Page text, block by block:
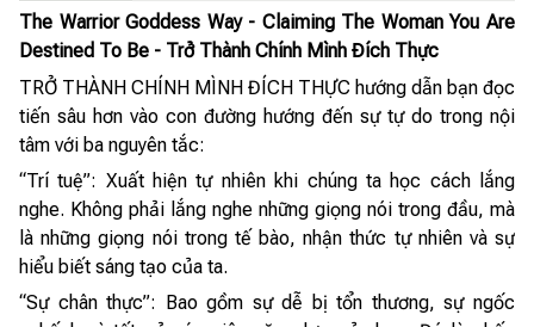
The Warrior Goddess Way - Claiming The Woman You Are
Destined To Be - Trở Thành Chính Mình Đích Thực
TRỞ THÀNH CHÍNH MÌNH ĐÍCH THỰC hướng dẫn bạn đọc
tiến sâu hơn vào con đường hướng đến sự tự do trong nội
tâm với ba nguyên tắc:
“Trí tuệ”: Xuất hiện tự nhiên khi chúng ta học cách lắng
nghe. Không phải lắng nghe những giọng nói trong đầu, mà
là những giọng nói trong tế bào, nhận thức tự nhiên và sự
hiểu biết sáng tạo của ta.
“Sự chân thực”: Bao gồm sự dễ bị tổn thương, sự ngốc